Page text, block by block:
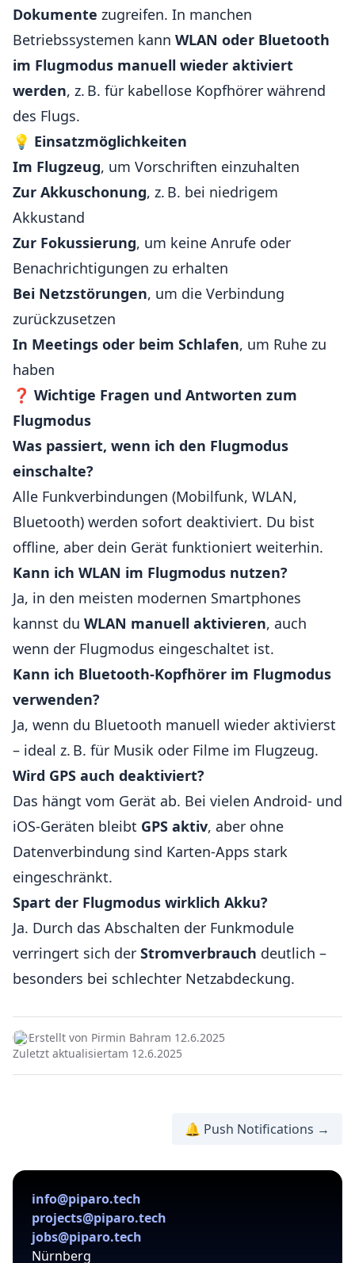
Dokumente zugreifen. In manchen
Betriebssystemen kann WLAN oder Bluetooth
im Flugmodus manuell wieder aktiviert
werden, z. B. für kabellose Kopfhörer während
des Flugs.
💡 Einsatzmöglichkeiten
Im Flugzeug, um Vorschriften einzuhalten
Zur Akkuschonung, z. B. bei niedrigem
Akkustand
Zur Fokussierung, um keine Anrufe oder
Benachrichtigungen zu erhalten
Bei Netzstörungen, um die Verbindung
zurückzusetzen
In Meetings oder beim Schlafen, um Ruhe zu
haben
❓ Wichtige Fragen und Antworten zum
Flugmodus
Was passiert, wenn ich den Flugmodus
einschalte?
Alle Funkverbindungen (Mobilfunk, WLAN,
Bluetooth) werden sofort deaktiviert. Du bist
offline, aber dein Gerät funktioniert weiterhin.
Kann ich WLAN im Flugmodus nutzen?
Ja, in den meisten modernen Smartphones
kannst du WLAN manuell aktivieren, auch
wenn der Flugmodus eingeschaltet ist.
Kann ich Bluetooth-Kopfhörer im Flugmodus
verwenden?
Ja, wenn du Bluetooth manuell wieder aktivierst
– ideal z. B. für Musik oder Filme im Flugzeug.
Wird GPS auch deaktiviert?
Das hängt vom Gerät ab. Bei vielen Android- und
iOS-Geräten bleibt GPS aktiv, aber ohne
Datenverbindung sind Karten-Apps stark
eingeschränkt.
Spart der Flugmodus wirklich Akku?
Ja. Durch das Abschalten der Funkmodule
verringert sich der Stromverbrauch deutlich –
besonders bei schlechter Netzabdeckung.
Erstellt von Pirmin Bahram 12.6.2025
Zuletzt aktualisiertam 12.6.2025
🔔 Push Notifications →
info@piparo.tech
projects@piparo.tech
jobs@piparo.tech
Nürnberg